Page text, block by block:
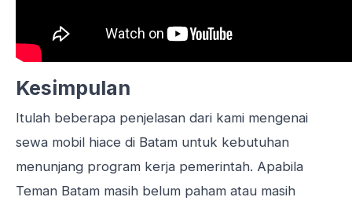
Kesimpulan
Itulah beberapa penjelasan dari kami mengenai
sewa mobil hiace di Batam untuk kebutuhan
menunjang program kerja pemerintah. Apabila
Teman Batam masih belum paham atau masih